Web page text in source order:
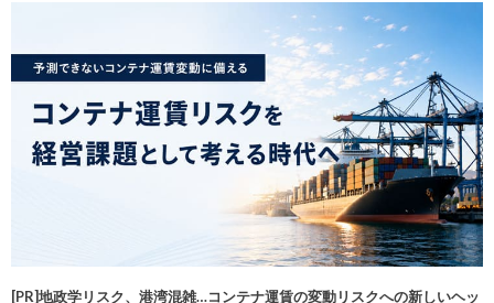
[PR]地政学リスク、港湾混雑…コンテナ運賃の変動リスクへの新しいヘッ